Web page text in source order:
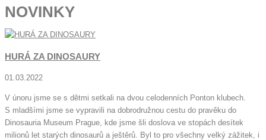
NOVINKY
HURÁ ZA DINOSAURY
01.03.2022
V únoru jsme se s dětmi setkali na dvou celodenních Ponton klubech.
S mladšími jsme se vypravili na dobrodružnou cestu do pravěku do
Dinosauria Museum Prague, kde jsme šli doslova ve stopách desítek
milionů let starých dinosaurů a ještěrů. Byl to pro všechny velký zážitek, i